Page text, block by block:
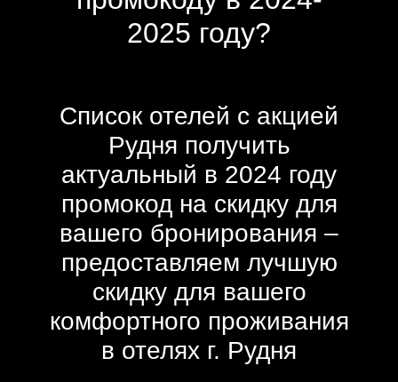
2025 году?
Список отелей с акцией
Рудня получить
актуальный в 2024 году
промокод на скидку для
вашего бронирования –
предоставляем лучшую
скидку для вашего
комфортного проживания
в отелях г. Рудня